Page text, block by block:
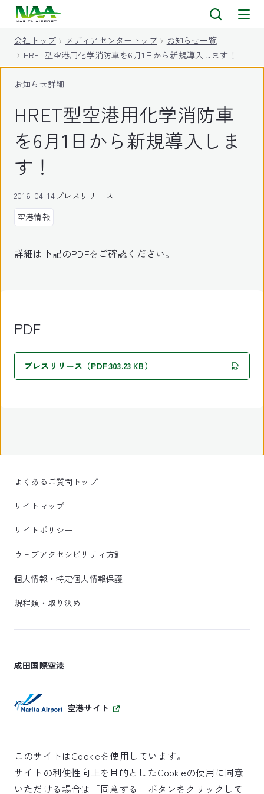
会社トップ メディアセンタートップ
お知らせ一覧
HRET型空港用化学消防車を6月1日から新規導入します！
お知らせ詳細
HRET型空港用化学消防車
を6月1日から新規導入しま
す！
2016-04-14プレスリリース
空港情報
詳細は下記のPDFをご確認ください。
PDF
プレスリリース（PDF:303.23 KB）
よくあるご質問トップ
サイトマップ
サイトポリシー
ウェブアクセシビリティ方針
個人情報・特定個人情報保護
規程類・取り決め
成田国際空港
空港サイト
SKYTRAX
このサイトはCookieを使用しています。
サイトの利便性向上を目的としたCookieの使用に同意
いただける場合は「同意する」ボタンをクリックして